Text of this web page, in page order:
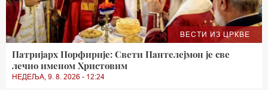
ВЕСТИ ИЗ ЦРКВЕ
Патријарх Порфирије: Свети Пантелејмон је све
лечио именом Христовим
НЕДЕЉА, 9. 8. 2026 - 12:24